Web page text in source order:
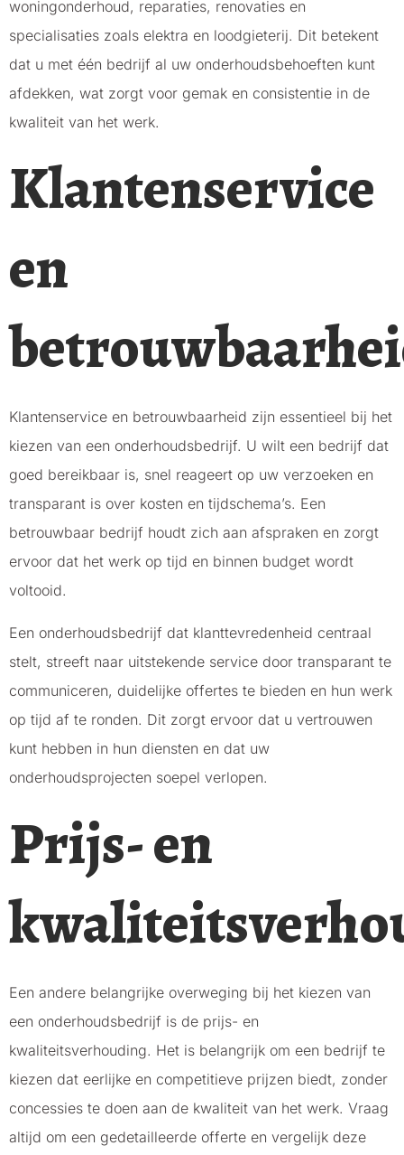
woningonderhoud, reparaties, renovaties en
specialisaties zoals elektra en loodgieterij. Dit betekent
dat u met één bedrijf al uw onderhoudsbehoeften kunt
afdekken, wat zorgt voor gemak en consistentie in de
kwaliteit van het werk.
Klantenservice
en
Klantenservice en betrouwbaarheid zijn essentieel bij het
kiezen van een onderhoudsbedrijf. U wilt een bedrijf dat
goed bereikbaar is, snel reageert op uw verzoeken en
transparant is over kosten en tijdschema’s. Een
betrouwbaar bedrijf houdt zich aan afspraken en zorgt
ervoor dat het werk op tijd en binnen budget wordt
voltooid.
Een onderhoudsbedrijf dat klanttevredenheid centraal
stelt, streeft naar uitstekende service door transparant te
communiceren, duidelijke offertes te bieden en hun werk
op tijd af te ronden. Dit zorgt ervoor dat u vertrouwen
kunt hebben in hun diensten en dat uw
onderhoudsprojecten soepel verlopen.
Prijs- en
Een andere belangrijke overweging bij het kiezen van
een onderhoudsbedrijf is de prijs- en
kwaliteitsverhouding. Het is belangrijk om een bedrijf te
kiezen dat eerlijke en competitieve prijzen biedt, zonder
concessies te doen aan de kwaliteit van het werk. Vraag
altijd om een gedetailleerde offerte en vergelijk deze